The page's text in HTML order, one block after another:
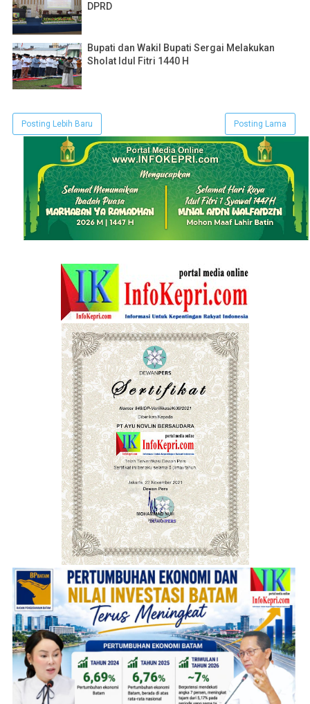
DPRD
Bupati dan Wakil Bupati Sergai Melakukan
Sholat Idul Fitri 1440 H
Posting Lebih Baru Posting Lama